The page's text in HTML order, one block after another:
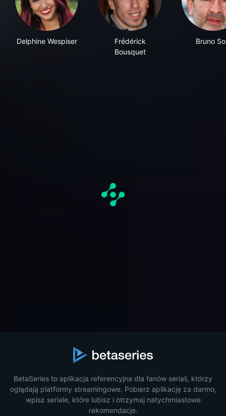
Delphine Wespiser
Frédérick
Bousquet
Bruno
BetaSeries to aplikacja referencyjna dla fanów seriali, którzy
oglądają platformy streamingowe. Pobierz aplikację za darmo,
wpisz seriale, które lubisz i otrzymaj natychmiastowe
rekomendacje.